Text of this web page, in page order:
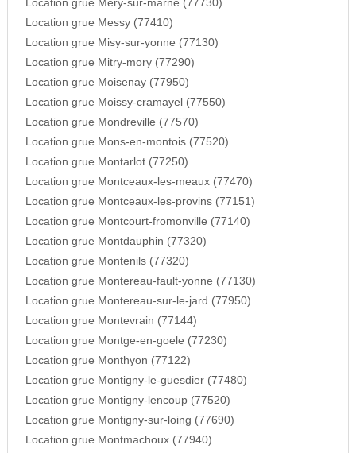
Location grue Mery-sur-marne (77730)
Location grue Messy (77410)
Location grue Misy-sur-yonne (77130)
Location grue Mitry-mory (77290)
Location grue Moisenay (77950)
Location grue Moissy-cramayel (77550)
Location grue Mondreville (77570)
Location grue Mons-en-montois (77520)
Location grue Montarlot (77250)
Location grue Montceaux-les-meaux (77470)
Location grue Montceaux-les-provins (77151)
Location grue Montcourt-fromonville (77140)
Location grue Montdauphin (77320)
Location grue Montenils (77320)
Location grue Montereau-fault-yonne (77130)
Location grue Montereau-sur-le-jard (77950)
Location grue Montevrain (77144)
Location grue Montge-en-goele (77230)
Location grue Monthyon (77122)
Location grue Montigny-le-guesdier (77480)
Location grue Montigny-lencoup (77520)
Location grue Montigny-sur-loing (77690)
Location grue Montmachoux (77940)